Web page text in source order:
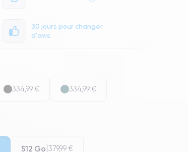
30 jours pour changer
d'avis
334,99 € 334,99 €
512 Go 379,99 €